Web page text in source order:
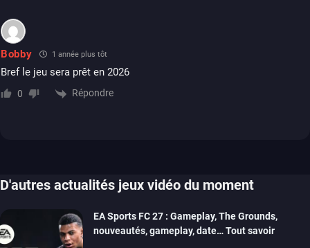
Bobby 1 année plus tôt
Bref le jeu sera prêt en 2026
0 Répondre
D'autres actualités jeux vidéo du moment
EA Sports FC 27 : Gameplay, The Grounds,
nouveautés, gameplay, date… Tout savoir